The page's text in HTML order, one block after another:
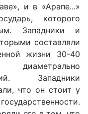
и в «Арапе...»
которого
Западники и
составляли
жизни 30-40
диаметрально
Западники
что он стоит у